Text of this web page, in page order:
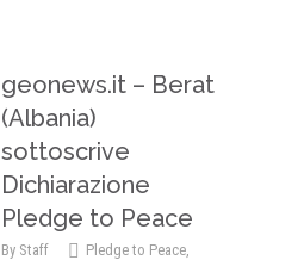
geonews.it – Berat
(Albania)
sottoscrive
Dichiarazione
Pledge to Peace
By Staff Pledge to Peace,